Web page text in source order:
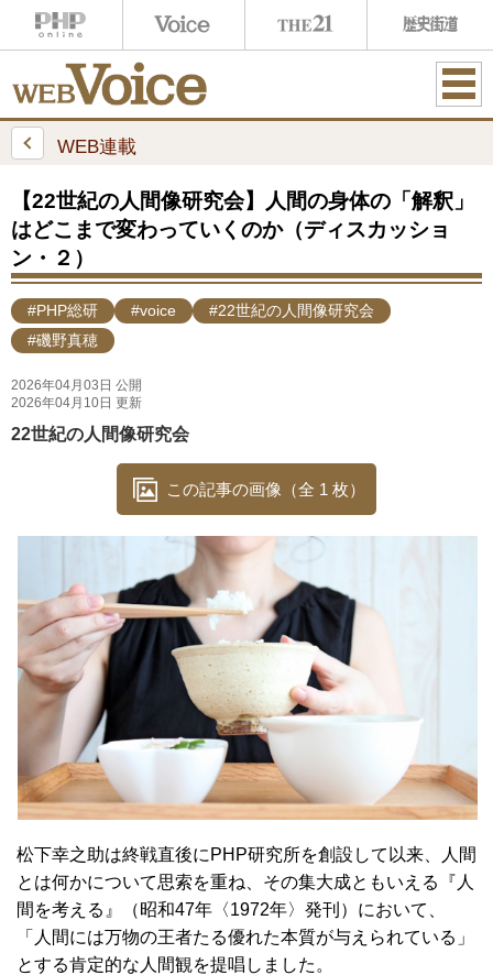
ME
WEB連載
【22世紀の人間像研究会】人間の身体の「解釈」
はどこまで変わっていくのか（ディスカッショ
ン・２）
#PHP総研 #voice
#22世紀の人間像研究会
#磯野真穂
2026年04月03日 公開
2026年04月10日 更新
22世紀の人間像研究会
この記事の画像（全 1 枚）
松下幸之助は終戦直後にPHP研究所を創設して以来、人間
とは何かについて思索を重ね、その集大成ともいえる『人
間を考える』（昭和47年〈1972年〉発刊）において、
「人間には万物の王者たる優れた本質が与えられている」
とする肯定的な人間観を提唱しました。